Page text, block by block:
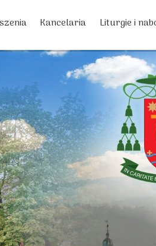
Kancelaria Liturgie i